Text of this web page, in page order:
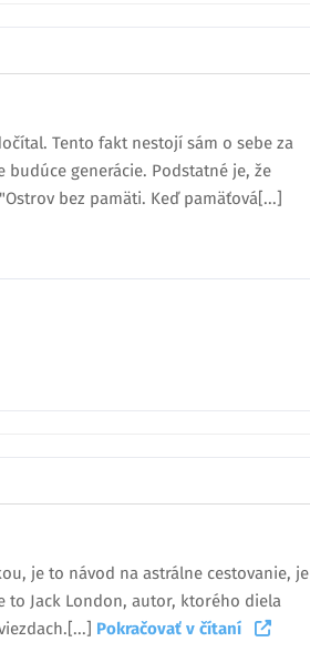
Tento fakt nestojí sám o sebe za
generácie. Podstatné je, že
bez pamäti. Keď pamäťová[...]
je to návod na astrálne cestovanie, je
Jack London, autor, ktorého diela
Pokračovať v čítaní